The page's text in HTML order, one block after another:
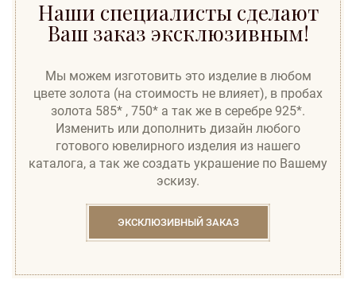
Наши специалисты сделают
Ваш заказ эксклюзивным!
Мы можем изготовить это изделие в любом
цвете золота (на стоимость не влияет), в пробах
золота 585* , 750* а так же в серебре 925*.
Изменить или дополнить дизайн любого
готового ювелирного изделия из нашего
каталога, а так же создать украшение по Вашему
эскизу.
ЭКСКЛЮЗИВНЫЙ ЗАКАЗ